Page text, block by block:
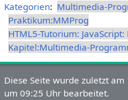
Kategorien: Multimedia-
Praktikum:MMProg
HTML5-Tutorium:
Kapitel:Multimedia-
Diese Seite wurde zuletzt am
um 09:25 Uhr bearbeitet.